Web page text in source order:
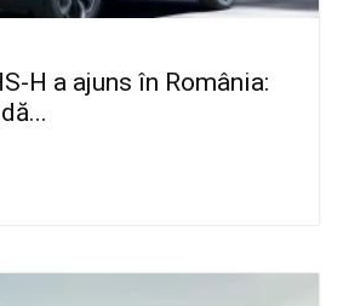
H a ajuns în România: